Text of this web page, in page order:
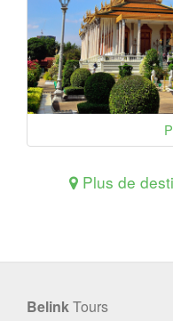
Plus de
Belink Tours